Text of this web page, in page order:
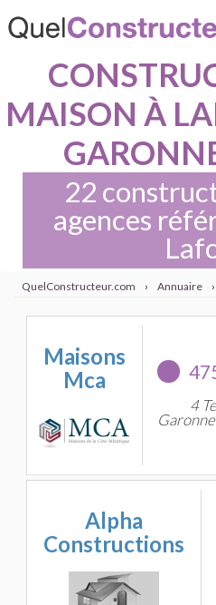
MAISON À
22
agences
QuelConstructeur.com › Annuaire ›
Maisons
Mca
4
Garonne
Alpha
Constructions